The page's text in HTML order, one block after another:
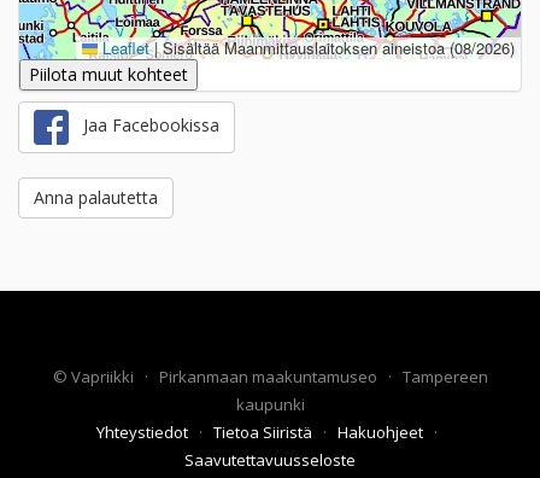
Leaflet |Sisältää Maanmittauslaitoksen aineistoa (08/2026)
Piilota muut kohteet
Jaa Facebookissa
Anna palautetta
© Vapriikki · Pirkanmaan maakuntamuseo · Tampereen
kaupunki
Yhteystiedot · Tietoa Siiristä · Hakuohjeet ·
Saavutettavuusseloste